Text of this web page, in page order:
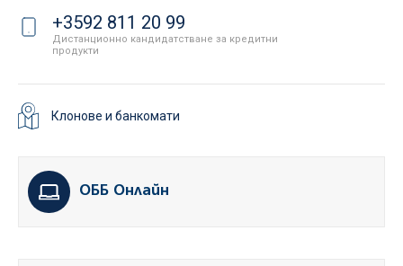
+3592 811 20 99
Дистанционно кандидатстване за кредитни
продукти
Клонове и банкомати
ОББ Онлайн